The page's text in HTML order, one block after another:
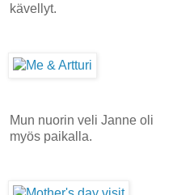
kävellyt.
Mun nuorin veli Janne oli
myös paikalla.